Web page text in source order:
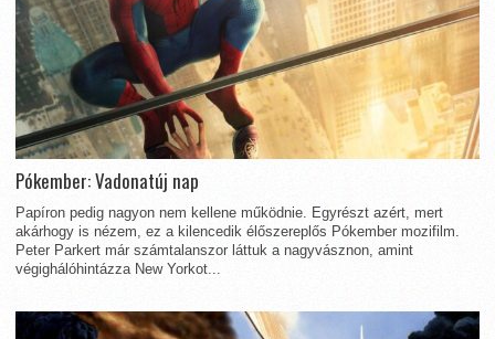
Pókember: Vadonatúj nap
Papíron pedig nagyon nem kellene működnie. Egyrészt azért, mert
akárhogy is nézem, ez a kilencedik élőszereplős Pókember mozifilm.
Peter Parkert már számtalanszor láttuk a nagyvásznon, amint
végighálóhintázza New Yorkot...